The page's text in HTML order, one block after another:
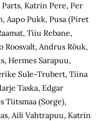
Katrin Pere, Per
Aapo Pukk, Pusa (Piret
Tiiu Rebane,
Roosvalt, Andrus Rõuk,
Hermes Sarapuu,
Sule-Trubert, Tiina
Taska, Edgar
Tiitsmaa (Sorge),
Aili Vahtrapuu, Katrin